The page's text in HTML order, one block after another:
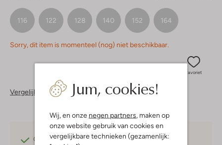
Jum, cookies!
Wij, en onze negen partners, maken op
onze website gebruik van cookies en
vergelijkbare technieken (gezamenlijk:
116 122 128 140 152 164
Sorry, dit item is momenteel (nog) niet beschikbaar.
Favoriet
Vergelijkbare items
Gratis verzendingvanaf €75,-